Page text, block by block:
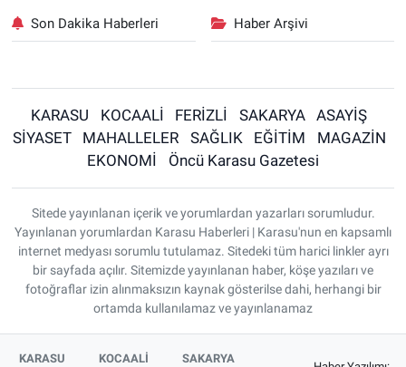
Son Dakika Haberleri Haber Arşivi
KARASU KOCAALİ FERİZLİ SAKARYA
ASAYİŞ
SİYASET
MAHALLELER SAĞLIK EĞİTİM
MAGAZİN
EKONOMİ
Öncü Karasu Gazetesi
Sitede yayınlanan içerik ve yorumlardan yazarları sorumludur.
Yayınlanan yorumlardan Karasu Haberleri | Karasu'nun en kapsamlı
internet medyası sorumlu tutulamaz. Sitedeki tüm harici linkler ayrı
bir sayfada açılır. Sitemizde yayınlanan haber, köşe yazıları ve
fotoğraflar izin alınmaksızın kaynak gösterilse dahi, herhangi bir
ortamda kullanılamaz ve yayınlanamaz
KARASU KOCAALİ SAKARYA